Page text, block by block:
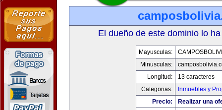
El dueño de este dominio lo
Mayusculas:
Minusculas:
Longitud:
13 caracteres
Categorias:
Inmuebles y
Precio:
Realizar una